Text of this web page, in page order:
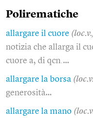
Polirematiche
allargare il cuore
notizia che allarga il
cuore a, di qcn.…
allargare la borsa
generosità…
allargare la mano